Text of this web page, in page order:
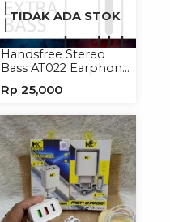
TIDAK ADA STOK
Handsfree Stereo
Bass AT022 Earphone
Rp 25,000